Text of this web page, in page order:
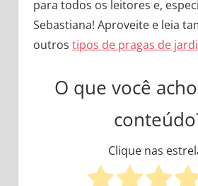
para todos os leitores e,
Sebastiana! Aproveite e leia
outros tipos de pragas de
O que você
Clique nas